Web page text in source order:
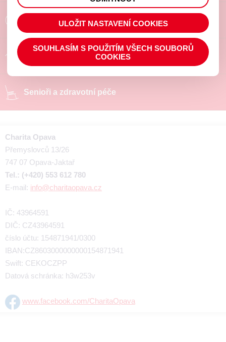
Poradíme a pomůžeme
Chráněné pracoviště
Senioři a zdravotní péče
Charita Opava
Přemyslovců 13/26
747 07 Opava-Jaktař
Tel.: (+420) 553 612 780
E-mail: info@charitaopava.cz
IČ: 43964591
DIČ: CZ43964591
číslo účtu: 154871941/0300
IBAN:CZ8603000000000154871941
Swift: CEKOCZPP
Datová schránka: h3w253v
www.facebook.com/CharitaOpava
prohlížené zboží apod.
ULOŽIT NASTAVENÍ COOKIES
SOUHLASÍM S POUŽITÍM VŠECH SOUBORŮ
COOKIES